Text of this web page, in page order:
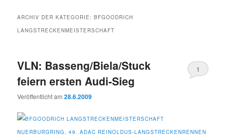
ARCHIV DER KATEGORIE:BFGOODRICH
LANGSTRECKENMEISTERSCHAFT
VLN: Basseng/Biela/Stuck
feiern ersten Audi-Sieg
Veröffentlicht am28.6.2009
1